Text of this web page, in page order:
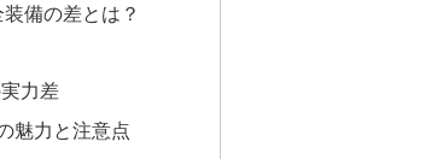
備の差とは？
力差
魅力と注意点